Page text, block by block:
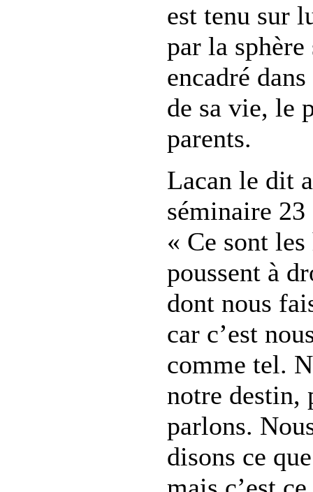
est tenu sur
par la
encadré
de sa vie, le
parents.
Lacan le dit
séminaire
« Ce sont
poussent à
dont nous
car c’est
comme tel.
notre destin,
parlons.
disons ce